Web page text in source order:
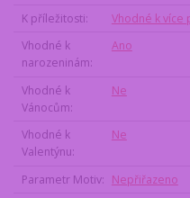
K příležitosti
Vhodné k více
Vhodné k
narozeninám
Ano
Vhodné k
Vánocům
Ne
Vhodné k
Valentýnu
Ne
Parametr Motiv
Nepřiřazeno